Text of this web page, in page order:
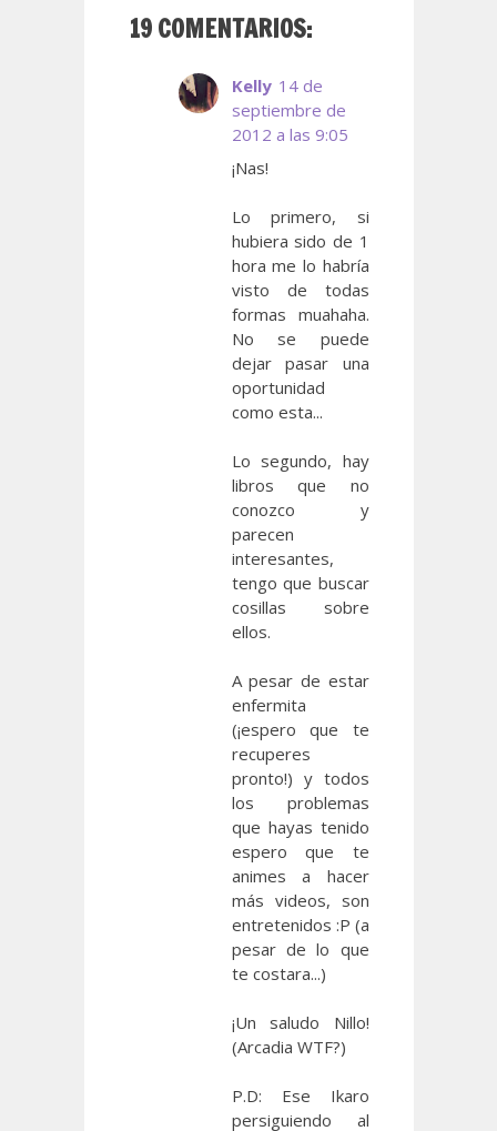
19 COMENTARIOS:
Kelly 14 de
septiembre de
2012 a las 9:05
¡Nas!
Lo primero, si
hubiera sido de 1
hora me lo habría
visto de todas
formas muahaha.
No se puede
dejar pasar una
oportunidad
como esta...
Lo segundo, hay
libros que no
conozco y
parecen
interesantes,
tengo que buscar
cosillas sobre
ellos.
A pesar de estar
enfermita
(¡espero que te
recuperes
pronto!) y todos
los problemas
que hayas tenido
espero que te
animes a hacer
más videos, son
entretenidos :P (a
pesar de lo que
te costara...)
¡Un saludo Nillo!
(Arcadia WTF?)
P.D: Ese Ikaro
persiguiendo al